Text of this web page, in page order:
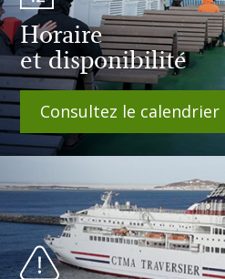
Horaire
et disponibilité
Consultez le calendrier